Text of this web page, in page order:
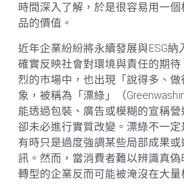
時間深入了解，於是很容易用一
品的價值。
近年企業紛紛將永續發展與ESG納
確實反映社會對環境與責任的期待
烈的市場中，也出現「說得多、做
象，被稱為「漂綠」（
能透過包裝、廣告或模糊的宣稱營
卻未必進行實質改變。漂綠不一定
有時只是過度強調某些局部成果
訊。然而，當消費者難以辨識真偽
轉型的企業反而可能被淹沒在大量